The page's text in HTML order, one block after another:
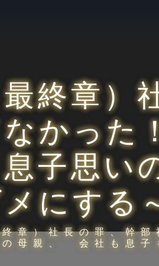
終章）
かった
子思い
にする
終章）社長の罪、幹
の母親、 会社も息子